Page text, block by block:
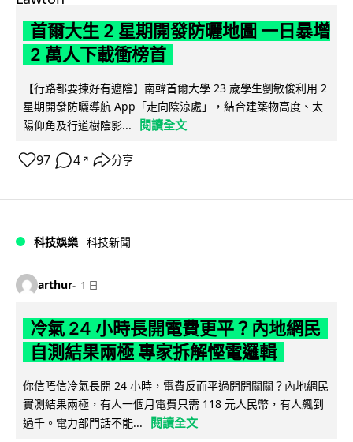
首爾大生 2 星期開發防曬地圖 一日暴增
2 萬人下載衝榜首
【行路都要揀好有遮陰】南韓首爾大學 23 歲學生劉敏俊利用 2
星期開發防曬導航 App「走向陰涼處」，結合建築物高度、太
陽仰角及行道樹陰影...
閱讀全文
97 4 ↗ 分享
科技娛樂 科技新聞
arthur 1 日
冷氣 24 小時長開電費更平？內地網民
自測結果兩極 專家拆解慳電邏輯
你信唔信冷氣長開 24 小時，電費反而平過開開關關？內地網民
實測結果兩極，有人一個月電費只需 118 元人民幣，有人飆到
過千。電力部門話不能...
閱讀全文